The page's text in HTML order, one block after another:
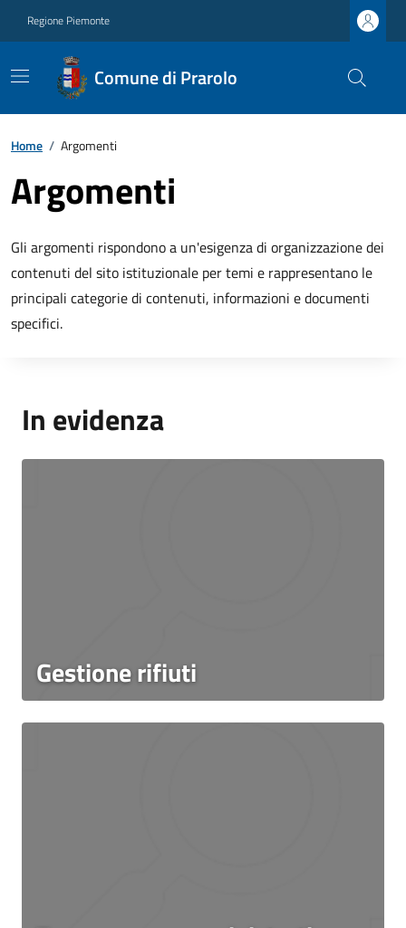
Regione Piemonte
Comune di Prarolo
Home / Argomenti
Argomenti
Gli argomenti rispondono a un'esigenza di organizzazione dei
contenuti del sito istituzionale per temi e rappresentano le
principali categorie di contenuti, informazioni e documenti
specifici.
In evidenza
Gestione rifiuti